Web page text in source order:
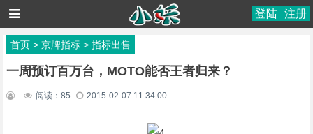
登陆 注册
首页> 京牌指标> 指标出售
一周预订百万台，MOTO能否王者归来？
阅读： 85 2015-02-07 11:34:00